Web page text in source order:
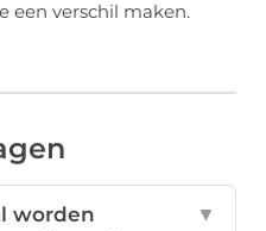
een verschil maken.
worden
▼